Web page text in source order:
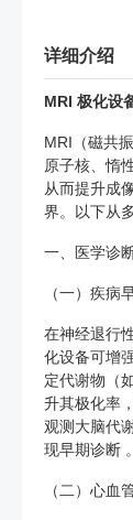
详细介绍
MRI 极化设
MRI（磁共
原子核、惰
从而提升成
界。以下从
一、医学诊
（一）疾病
在神经退行
化设备可增
定代谢物（
升其极化率
观测大脑代
现早期诊断 。
（二）心血